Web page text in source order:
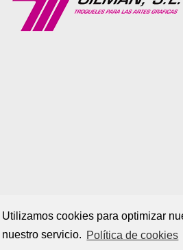
Utilizamos cookies para optimizar
nuestro servicio. Política de cookies